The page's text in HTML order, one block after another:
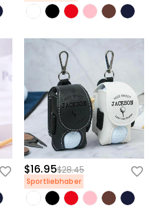
$16.95$28.45
Sportliebhaber